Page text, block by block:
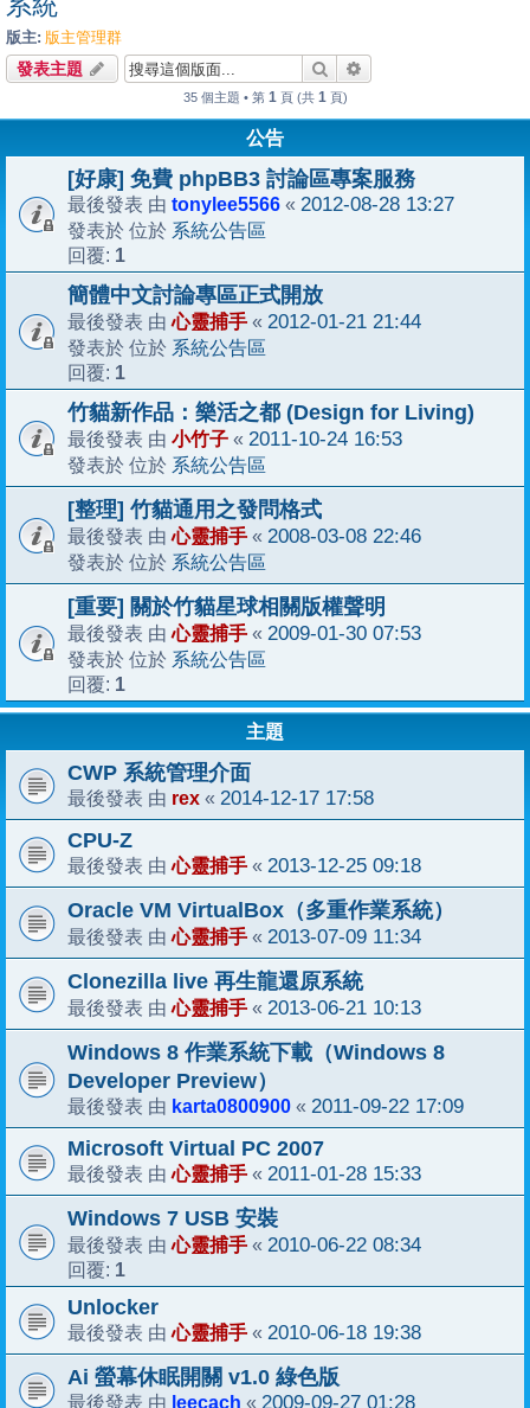
版主: 版主管理群
發表主題 搜尋
35 個主題 • 第 1 頁 (共 1 頁)
公告
[好康] 免費 phpBB3 討論區專案服務
最後發表 由 tonylee5566 « 2012-08-28 13:27
發表於 位於 系統公告區
回覆: 1
簡體中文討論專區正式開放
最後發表 由心靈捕手 « 2012-01-21 21:44
發表於 位於 系統公告區
回覆: 1
竹貓新作品：樂活之都 (Design for Living)
最後發表 由 小竹子 « 2011-10-24 16:53
發表於 位於 系統公告區
[整理] 竹貓通用之發問格式
最後發表 由心靈捕手 « 2008-03-08 22:46
發表於 位於 系統公告區
[重要] 關於竹貓星球相關版權聲明
最後發表 由心靈捕手 « 2009-01-30 07:53
發表於 位於 系統公告區
回覆: 1
主題
CWP 系統管理介面
最後發表 由 rex « 2014-12-17 17:58
CPU-Z
最後發表 由心靈捕手 « 2013-12-25 09:18
Oracle VM VirtualBox（多重作業系統）
最後發表 由心靈捕手 « 2013-07-09 11:34
Clonezilla live 再生龍還原系統
最後發表 由心靈捕手 « 2013-06-21 10:13
Windows 8 作業系統下載（Windows 8
Developer Preview）
最後發表 由 karta0800900 « 2011-09-22 17:09
Microsoft Virtual PC 2007
最後發表 由心靈捕手 « 2011-01-28 15:33
Windows 7 USB 安裝
最後發表 由心靈捕手 « 2010-06-22 08:34
回覆: 1
Unlocker
最後發表 由心靈捕手 « 2010-06-18 19:38
Ai 螢幕休眠開關 v1.0 綠色版
最後發表 由 leecach « 2009-09-27 01:28